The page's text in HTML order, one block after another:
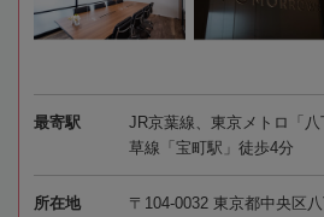
最寄駅
JR京葉線、東京メトロ「
草線「宝町駅」徒歩4分
所在地
〒104-0032 東京都中央区